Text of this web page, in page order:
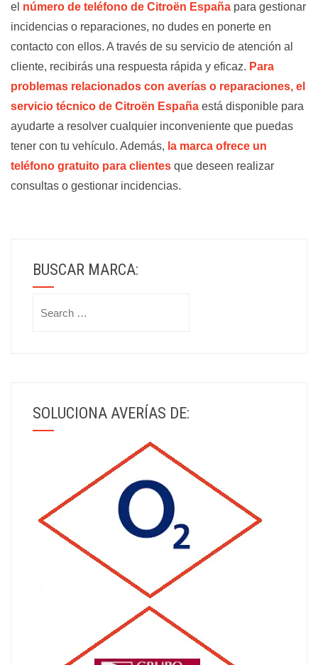
el número de teléfono de Citroën España para gestionar
incidencias o reparaciones, no dudes en ponerte en
contacto con ellos. A través de su servicio de atención al
cliente, recibirás una respuesta rápida y eficaz. Para
problemas relacionados con averías o reparaciones, el
servicio técnico de Citroën España está disponible para
ayudarte a resolver cualquier inconveniente que puedas
tener con tu vehículo. Además, la marca ofrece un
teléfono gratuito para clientes que deseen realizar
consultas o gestionar incidencias.
BUSCAR MARCA:
SOLUCIONA AVERÍAS DE: